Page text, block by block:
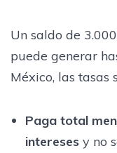
Un saldo de
puede generar
México, las tasas
Paga total
interesesy no